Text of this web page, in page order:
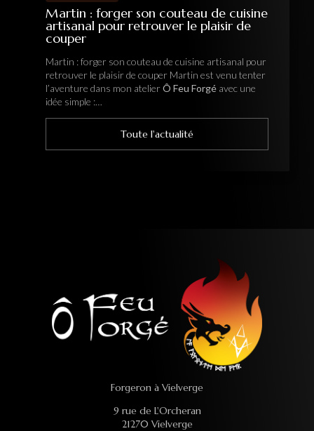
Martin : forger son couteau de cuisine
artisanal pour retrouver le plaisir de
couper
Martin : forger son couteau de cuisine artisanal pour
retrouver le plaisir de couper Martin est venu tenter
l’aventure dans mon atelierÔ Feu Forgé avec une
idée simple :…
Toute l'actualité
Forgeron à Vielverge
9 rue de L'Orcheran
21270 Vielverge